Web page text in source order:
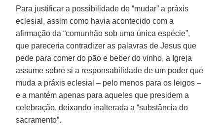
Para justificar a possibilidade de “mudar” a práxis
eclesial, assim como havia acontecido com a
afirmação da “comunhão sob uma única espécie”,
que pareceria contradizer as palavras de Jesus que
pede para comer do pão e beber do vinho, a Igreja
assume sobre si a responsabilidade de um poder que
muda a práxis eclesial – pelo menos para os leigos –
e a mantém apenas para aqueles que presidem a
celebração, deixando inalterada a “substância do
sacramento”.